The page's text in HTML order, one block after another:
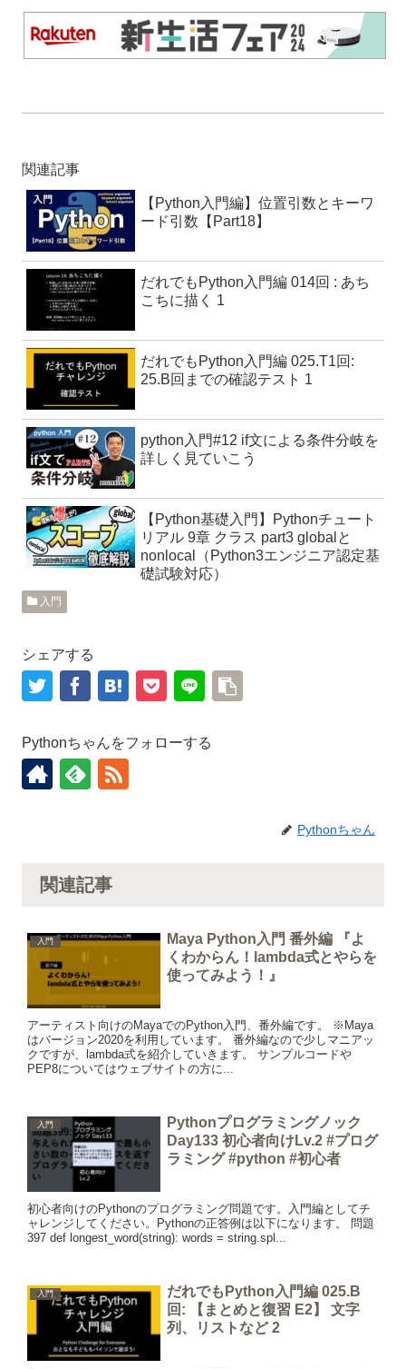
関連記事
【Python入門編】位置引数とキーワ
ード引数【Part18】
だれでもPython入門編 014回 : あち
こちに描く 1
だれでもPython入門編 025.T1回:
25.B回までの確認テスト 1
python入門#12 if文による条件分岐を
詳しく見ていこう
【Python基礎入門】Pythonチュート
リアル 9章 クラス part3 globalと
nonlocal（Python3エンジニア認定基
礎試験対応）
入門
シェアする
Pythonちゃんをフォローする
Pythonちゃん
関連記事
入門
Maya Python入門 番外編 『よ
くわからん！lambda式とやらを
使ってみよう！』
アーティスト向けのMayaでのPython入門、番外編です。 ※Maya
はバージョン2020を利用しています。 番外編なので少しマニアッ
クですが、lambda式を紹介していきます。 サンプルコードや
PEP8についてはウェブサイトの方に...
入門
Pythonプログラミングノック
Day133 初心者向けLv.2 #プログ
ラミング #python #初心者
初心者向けのPythonのプログラミング問題です。入門編としてチ
ャレンジしてください。Pythonの正答例は以下になります。 問題
397 def longest_word(string): words = string.spl...
入門
だれでもPython入門編 025.B
回: 【まとめと復習 E2】 文字
列、リストなど 2